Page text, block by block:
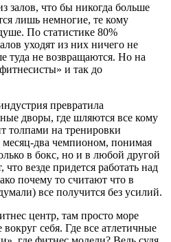
залов, что бы никогда больше
лишь немногие, те кому
По статистике 80%
уходят из них ничего не
туда не возвращаются. Но на
и так до
превратила
дворы, где шляются все кому
толпами на тренировки
месяц-два чемпионом, понимая
в бокс, но и в любой другой
везде придется работать над
почему то считают что в
все получится без усилий.
центр, там просто море
себя. Где все атлетичные